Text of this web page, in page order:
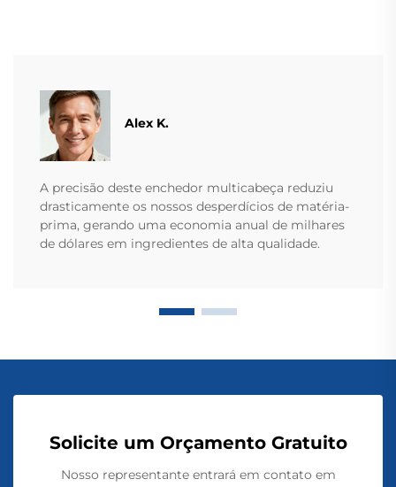
Alex K.
A precisão deste enchedor multicabeça reduziu
drasticamente os nossos desperdícios de matéria-
prima, gerando uma economia anual de milhares
de dólares em ingredientes de alta qualidade.
Solicite um Orçamento Gratuito
Nosso representante entrará em contato em